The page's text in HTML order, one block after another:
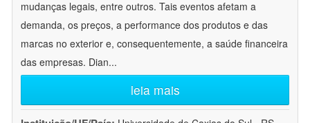
mudanças legais, entre outros. Tais eventos afetam a
demanda, os preços, a performance dos produtos e das
marcas no exterior e, consequentemente, a saúde financeira
das empresas. Dian...
leia mais